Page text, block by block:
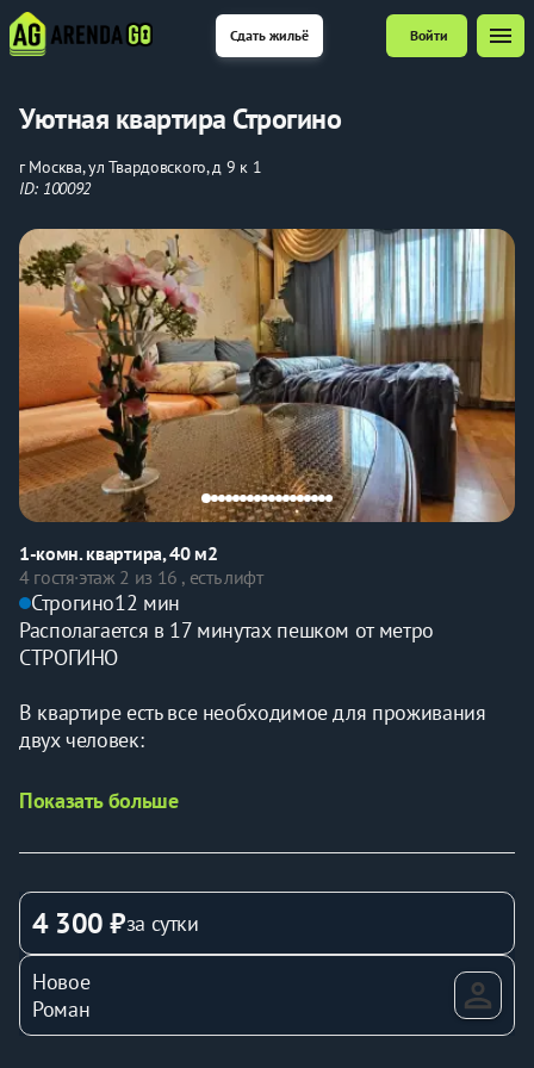
Сдать жильё Войти menu
Уютная квартира Строгино
г Москва, ул Твардовского, д 9 к 1
ID: 100092
1-комн. квартира, 40 м2
4 гостя·этаж 2 из 16 , есть лифт
Строгино12 мин
Располагается в 17 минутах пешком от метро
СТРОГИНО
В квартире есть все необходимое для проживания
двух человек:
двуспальный диван-кровать;
утюг;
Wi-Fi, телевидение;
шкаф для хранения вещей;
свежее постельное белье, мягкие полотенца и набор
косметики.
Кухня:
Показать больше
4 300 ₽за сутки
Новое
Роман